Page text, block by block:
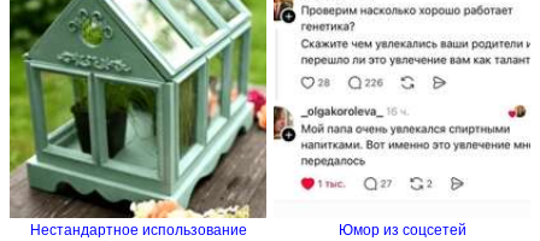
Нестандартное использование
Юмор из соцсетей